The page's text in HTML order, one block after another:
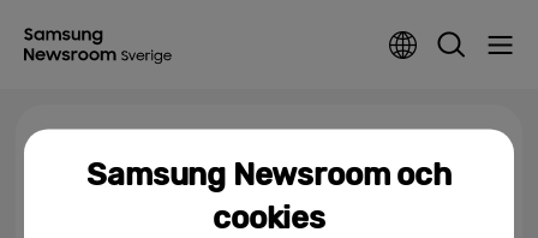
Samsung Internet kommer till
Samsung Newsroom och
cookies